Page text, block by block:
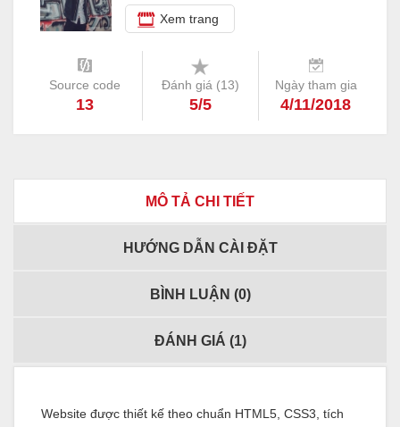
Xem trang
Source code
13
Đánh giá (13)
5/5
Ngày tham gia
4/11/2018
MÔ TẢ CHI TIẾT
HƯỚNG DẪN CÀI ĐẶT
BÌNH LUẬN (0)
ĐÁNH GIÁ (1)
Website được thiết kế theo chuẩn HTML5, CSS3, tích